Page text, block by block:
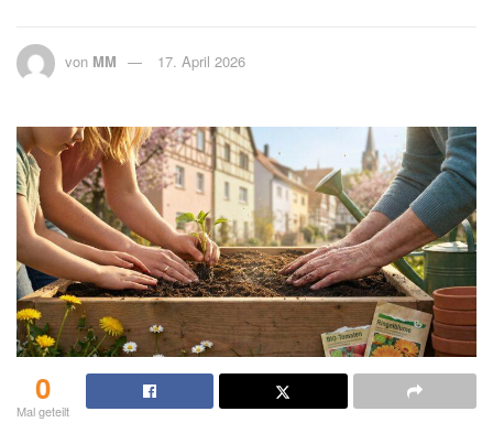
von MM 17. April 2026
0
Mal geteilt